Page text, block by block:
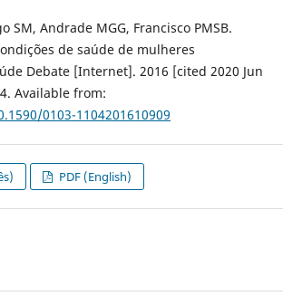
SM, Andrade MGG, Francisco PMSB.
de saúde de mulheres
Debate [Internet]. 2016 [cited 2020 Jun
Available from:
0103-1104201610909
PDF (English)